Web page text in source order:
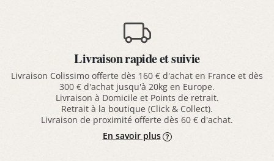
Livraison rapide et suivie
Livraison Colissimo offerte dès 160 € d'achat en France et dès
300 € d'achat jusqu'à 20kg en Europe.
Livraison à Domicile et Points de retrait.
Retrait à la boutique (Click & Collect).
Livraison de proximité offerte dès 60 € d'achat.
En savoir plus